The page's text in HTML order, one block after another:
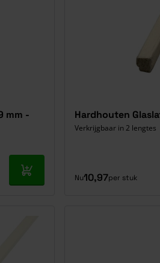
mm -
In mijn winkelwagen
Hardhouten
Verkrijgbaar in 2 lengtes
Nu10,97per stuk